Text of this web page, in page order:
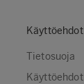
Käyttöehdot
Tietosuoja
Käyttöehdot